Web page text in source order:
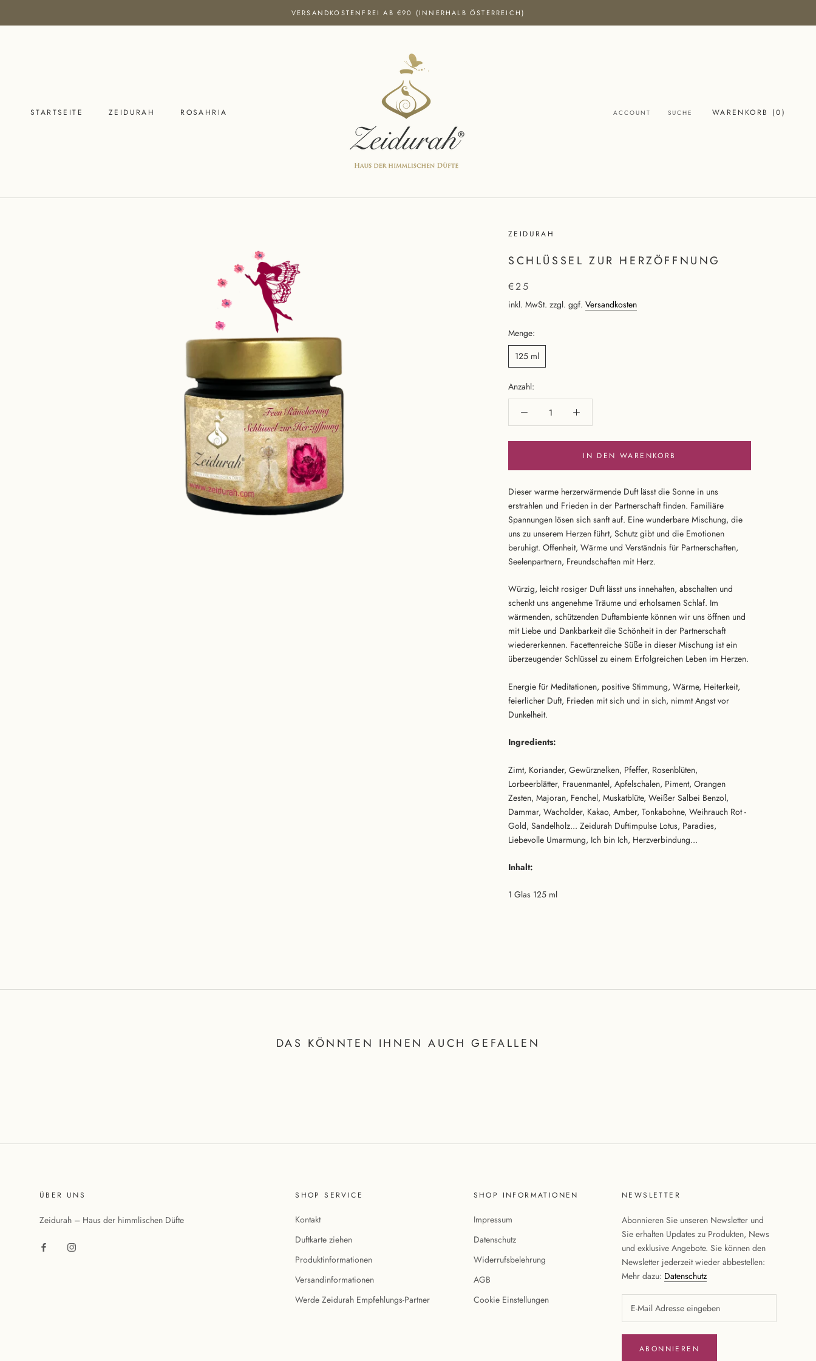
VERSANDKOSTENFREI AB €90 (INNERHALB ÖSTERREICH)
STARTSEITE ZEIDURAH ROSAHRIA ACCOUNT SUCHE WARENKORB (0)
ZEIDURAH
SCHLÜSSEL ZUR HERZÖFFNUNG
€25
inkl. MwSt. zzgl. ggf. Versandkosten
Menge:
125 ml
Anzahl:
IN DEN WARENKORB
Dieser warme herzerwärmende Duft lässt die Sonne in uns
erstrahlen und Frieden in der Partnerschaft finden. Familiäre
Spannungen lösen sich sanft auf. Eine wunderbare Mischung, die
uns zu unserem Herzen führt, Schutz gibt und die Emotionen
beruhigt. Offenheit, Wärme und Verständnis für Partnerschaften,
Seelenpartnern, Freundschaften mit Herz.
Würzig, leicht rosiger Duft lässt uns innehalten, abschalten und
schenkt uns angenehme Träume und erholsamen Schlaf. Im
wärmenden, schützenden Duftambiente können wir uns öffnen und
mit Liebe und Dankbarkeit die Schönheit in der Partnerschaft
wiedererkennen. Facettenreiche Süße in dieser Mischung ist ein
überzeugender Schlüssel zu einem Erfolgreichen Leben im Herzen.
Energie für Meditationen, positive Stimmung, Wärme, Heiterkeit,
feierlicher Duft, Frieden mit sich und in sich, nimmt Angst vor
Dunkelheit.
Ingredients:
Zimt, Koriander, Gewürznelken, Pfeffer, Rosenblüten,
Lorbeerblätter, Frauenmantel, Apfelschalen, Piment, Orangen
Zesten, Majoran, Fenchel, Muskatblüte, Weißer Salbei Benzol,
Dammar, Wacholder, Kakao, Amber, Tonkabohne, Weihrauch Rot -
Gold, Sandelholz... Zeidurah Duftimpulse Lotus, Paradies,
Liebevolle Umarmung, Ich bin Ich, Herzverbindung...
Inhalt:
1 Glas 125 ml
DAS KÖNNTEN IHNEN AUCH GEFALLEN
ÜBER UNS
Zeidurah – Haus der himmlischen Düfte
SHOP SERVICE
Kontakt
Duftkarte ziehen
Produktinformationen
Versandinformationen
Werde Zeidurah Empfehlungs-Partner
SHOP INFORMATIONEN
Impressum
Datenschutz
Widerrufsbelehrung
AGB
Cookie Einstellungen
NEWSLETTER
Abonnieren Sie unseren Newsletter und
Sie erhalten Updates zu Produkten, News
und exklusive Angebote. Sie können den
Newsletter jederzeit wieder abbestellen:
Mehr dazu: Datenschutz
ABONNIEREN